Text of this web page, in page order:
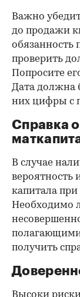
Важно
до продажи
обязанность
проверить
Попросите
Дата должна
них цифры с
Справка
В случае
вероятность
капитала
Необходимо
получить
Высоки